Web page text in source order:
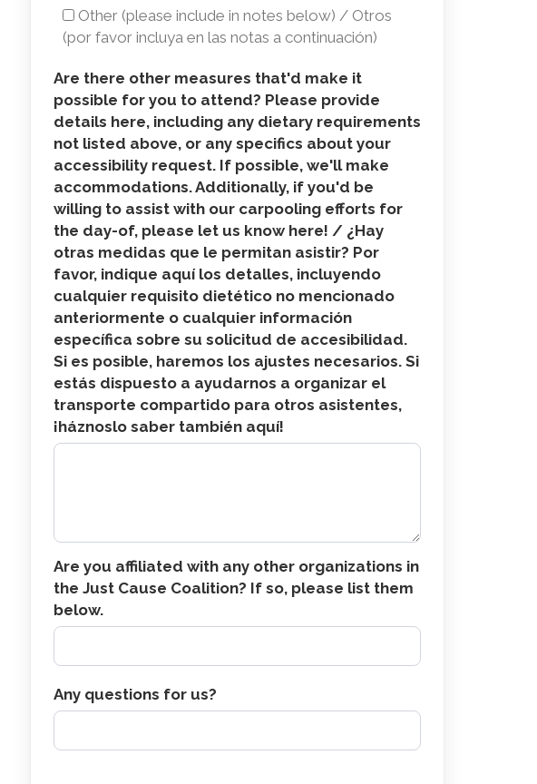
possible
you
to
attend?
/
¿El
acceso
a
lo
siguiente
le
permitiría
asistir?
Other (please include in notes below) / Otros
(por favor incluya en las notas a continuación)
Are there other measures that'd make it
possible for you to attend? Please provide
details here, including any dietary requirements
not listed above, or any specifics about your
accessibility request. If possible, we'll make
accommodations. Additionally, if you'd be
willing to assist with our carpooling efforts for
the day-of, please let us know here! / ¿Hay
otras medidas que le permitan asistir? Por
favor, indique aquí los detalles, incluyendo
cualquier requisito dietético no mencionado
anteriormente o cualquier información
específica sobre su solicitud de accesibilidad.
Si es posible, haremos los ajustes necesarios. Si
estás dispuesto a ayudarnos a organizar el
transporte compartido para otros asistentes,
¡háznoslo saber también aquí!
Are you affiliated with any other organizations in
the Just Cause Coalition? If so, please list them
below.
Any questions for us?